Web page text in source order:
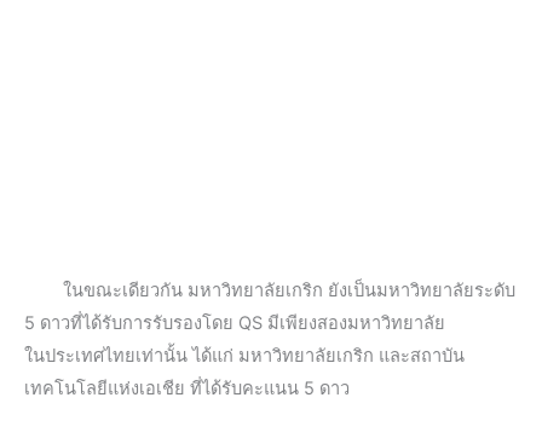
ในขณะเดียวกัน มหาวิทยาลัยเกริก ยังเป็นมหาวิทยาลัยระดับ
5 ดาวที่ได้รับการรับรองโดย QS มีเพียงสองมหาวิทยาลัย
ในประเทศไทยเท่านั้น ได้แก่ มหาวิทยาลัยเกริก และสถาบัน
เทคโนโลยีแห่งเอเชีย ที่ได้รับคะแนน 5 ดาว